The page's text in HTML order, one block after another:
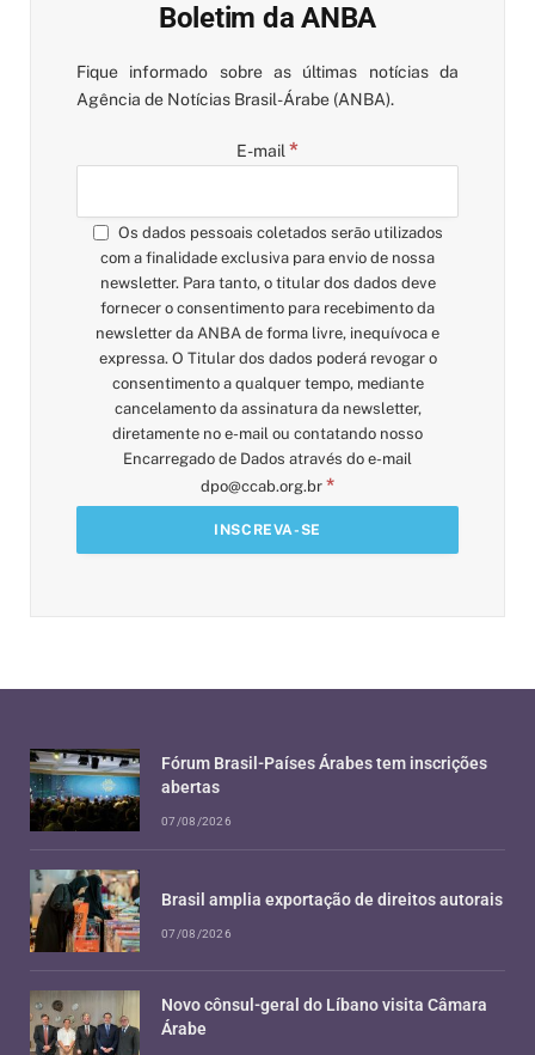
Boletim da ANBA
Fique informado sobre as últimas notícias da
Agência de Notícias Brasil-Árabe (ANBA).
E-mail *
Os dados pessoais coletados serão utilizados
com a finalidade exclusiva para envio de nossa
newsletter. Para tanto, o titular dos dados deve
fornecer o consentimento para recebimento da
newsletter da ANBA de forma livre, inequívoca e
expressa. O Titular dos dados poderá revogar o
consentimento a qualquer tempo, mediante
cancelamento da assinatura da newsletter,
diretamente no e-mail ou contatando nosso
Encarregado de Dados através do e-mail
dpo@ccab.org.br *
Fórum Brasil-Países Árabes tem inscrições
abertas
07/08/2026
Brasil amplia exportação de direitos autorais
07/08/2026
Novo cônsul-geral do Líbano visita Câmara
Árabe